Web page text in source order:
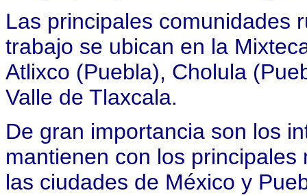
Las principales comunidades
trabajo se ubican en la
Atlixco (Puebla), Cholula
Valle de Tlaxcala.
De gran importancia son los
mantienen con los
las ciudades de México y